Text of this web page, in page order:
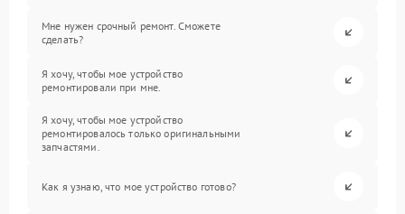
Мне нужен срочный ремонт. Сможете
сделать?
Я хочу, чтобы мое устройство
ремонтировали при мне.
Я хочу, чтобы мое устройство
ремонтировалось только оригинальными
запчастями.
Как я узнаю, что мое устройство готово?